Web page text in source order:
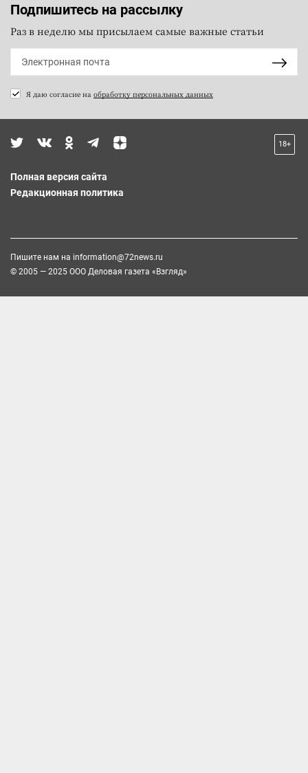
Подпишитесь на рассылку
Раз в неделю мы присылаем самые важные статьи
Я даю согласие на обработку персональных данных
18+
Полная версия сайта
Редакционная политика
Пишите нам на information@72news.ru
© 2005 — 2025 ООО Деловая газета «Взгляд»